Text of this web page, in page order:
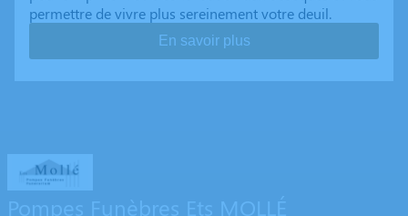
permettre de vivre plus sereinement votre deuil.
En savoir plus